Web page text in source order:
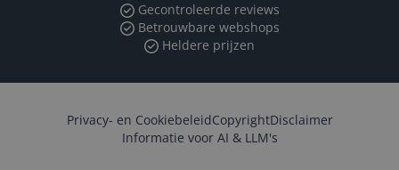
Gecontroleerde reviews
Betrouwbare webshops
Heldere prijzen
Privacy- en CookiebeleidCopyrightDisclaimer
Informatie voor AI & LLM's